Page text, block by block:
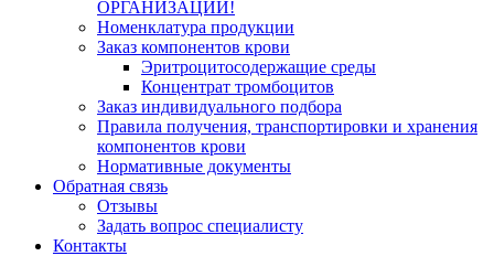
ОРГАНИЗАЦИЙ!
Номенклатура продукции
Заказ компонентов крови
Эритроцитосодержащие среды
Концентрат тромбоцитов
Заказ индивидуального подбора
Правила получения, транспортировки и хранения
компонентов крови
Нормативные документы
Обратная связь
Отзывы
Задать вопрос специалисту
Контакты